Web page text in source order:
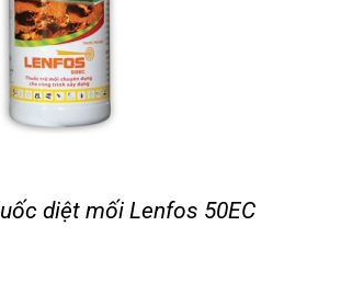
diệt mối Lenfos 50EC